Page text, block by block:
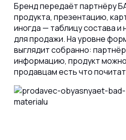
Бренд передаёт партнёру
продукта, презентацию,
иногда — таблицу состава и
для продажи. На уровне
выглядит собранно:
информацию, продукт
продавцам есть что